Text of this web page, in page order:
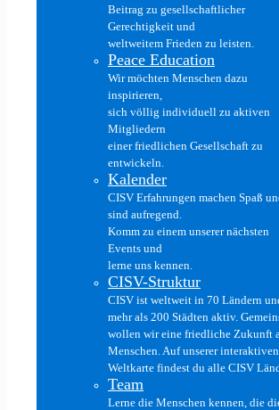
Beitrag zu gesellschaftlicher
Gerechtigkeit und
weltweitem Frieden zu leisten.
Peace Education
Wir möchten Menschen dazu
inspirieren,
sich völlig individuell zu aktiven
Mitgliedern
einer friedlichen Gesellschaft zu
entwickeln.
Kalender
CISV Erfahrungen machen Spaß
sind aufregend.
Komm zu einem unserer nächsten
Events und
lerne uns kennen.
CISV-Struktur
CISV ist weltweit in 70 Ländern
mehr als 200 Städten aktiv.
wollen wir eine friedliche Zukunft
Menschen. Auf unserer interaktiven
Weltkarte findest du alle CISV
Team
Lerne die Menschen kennen, die